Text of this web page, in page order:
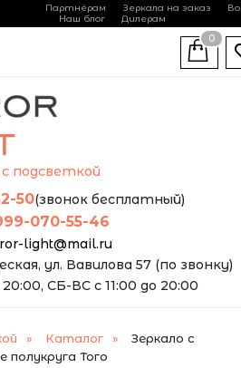
Партнёрам Зеркала на заказ
Наш блог
Дилерам
подсветкой
50(звонок бесплатный)
070-55-46
light@mail.ru
ул. Вавилова 57 (по звонку)
СБ-ВС с 11:00 до 20:00
0
Каталог
Зеркало с
Того